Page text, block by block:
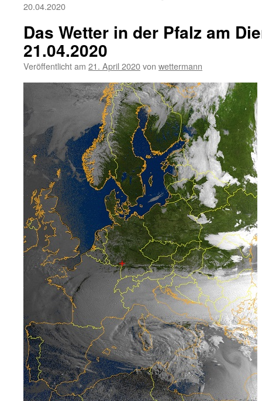
20.04.2020
Das Wetter in der Pfalz am
21.04.2020
Veröffentlicht am 21. April 2020von wettermann